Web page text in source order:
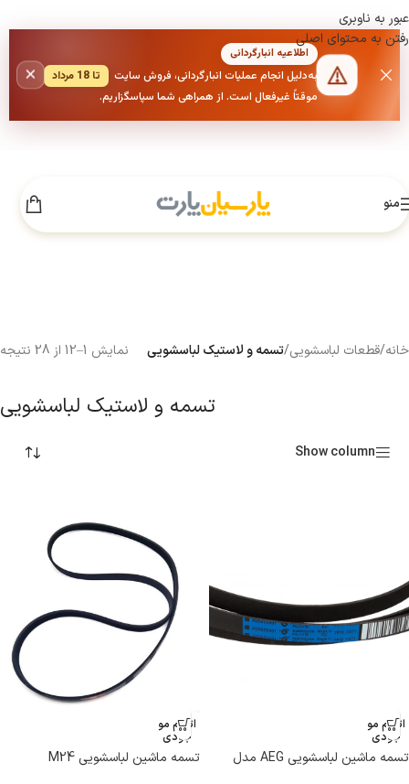
عبور به ناوبری
رفتن به محتوای اصلی
اطلاعیه انبارگردانی
به‌دلیل انجام عملیات انبارگردانی، فروش سایت
تا 18 مرداد
موقتاً غیرفعال است. از همراهی شما سپاسگزاریم.
×
منو
خانه/قطعات لباسشویی/تسمه و لاستیک لباسشویی نمایش 1–12 از 28 نتیجه
تسمه و لاستیک لباسشویی
Show column
اتمام مو
جودی
تسمه ماشین لباسشویی AEG مدل
اتمام مو
جودی
تسمه ماشین لباسشویی M24